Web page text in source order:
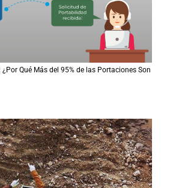
Qué Más del 95% de las Portaciones Son